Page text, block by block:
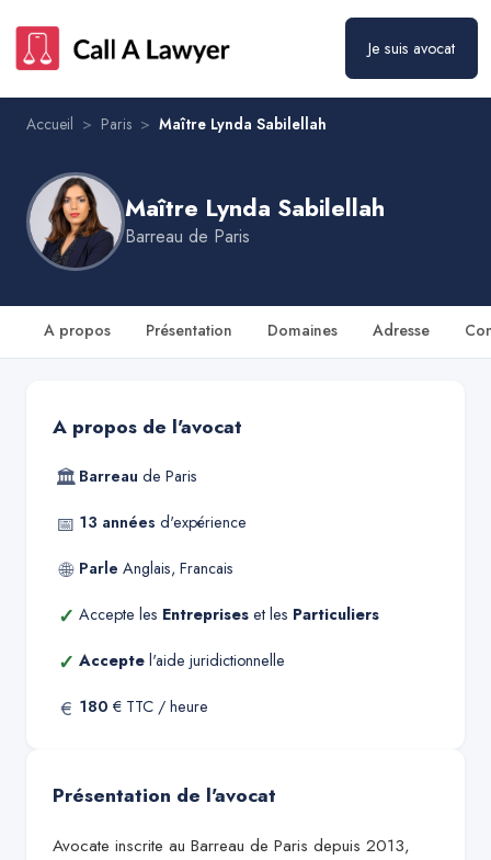
Je suis avocat
Accueil > Paris > Maître Lynda Sabilellah
Maître Lynda Sabilellah
Barreau de Paris
A propos Présentation Domaines Adresse
A propos de l'avocat
🏛 Barreau de Paris
📅 13 années d'expérience
🌐 Parle Anglais, Francais
✓ Accepte les Entreprises et les Particuliers
✓ Accepte l'aide juridictionnelle
€ 180 € TTC / heure
Présentation de l'avocat
Avocate inscrite au Barreau de Paris depuis 2013,